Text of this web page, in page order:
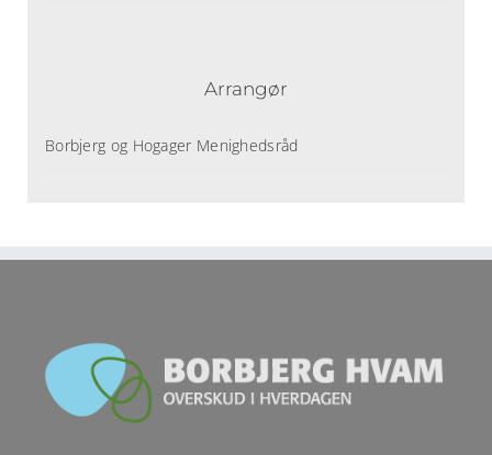
Arrangør
Borbjerg og Hogager Menighedsråd